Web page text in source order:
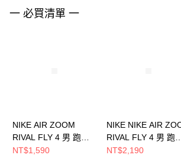
一 必買清單 一
NIKE AIR ZOOM
RIVAL FLY 4 男 跑步
鞋 FV6040001
NT$1,590
NIKE NIKE AIR
RIVAL FLY 4 男 跑步
鞋 FV6040400
NT$2,190